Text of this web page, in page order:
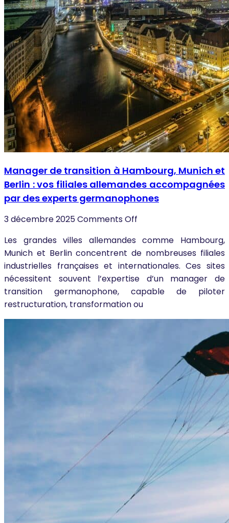
Manager de transition à Hambourg, Munich et
Berlin : vos filiales allemandes accompagnées
par des experts germanophones
3 décembre 2025Comments Off
Les grandes villes allemandes comme Hambourg,
Munich et Berlin concentrent de nombreuses filiales
industrielles françaises et internationales. Ces sites
nécessitent souvent l’expertise d’un manager de
transition germanophone, capable de piloter
restructuration, transformation ou